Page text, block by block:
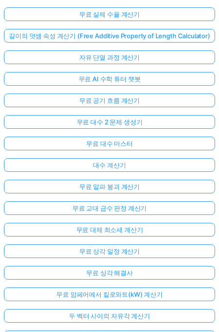
무료 실제 수율 계산기
길이의 덧셈 속성 계산기 (Free Additive Property of Length Calculator)
자유 단열 과정 계산기
무료 AI 수학 튜터 챗봇
무료 공기 흐름 계산기
무료 대수 2 문제 생성기
무료 대수 마스터
대수 계산기
무료 알파 붕괴 계산기
무료 교대 급수 판정 계산기
무료 대체 최소세 계산기
무료 상각 일정 계산기
무료 상각 해결사
무료 암페어에서 킬로와트(kW) 계산기
두 벡터 사이의 자유각 계산기